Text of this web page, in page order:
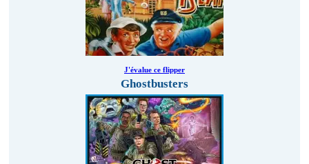
J'évalue ce flipper
Ghostbusters